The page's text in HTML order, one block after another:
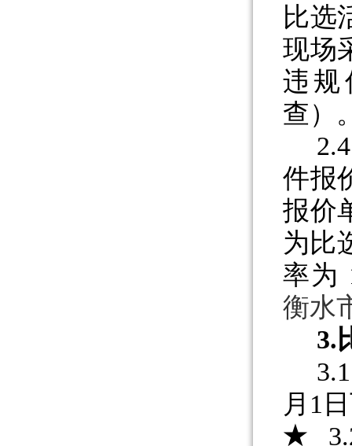
比选
现场
违规
查）
2.4
件报
报价
为比
率为
衡水
3.
3.
月1
★
3.